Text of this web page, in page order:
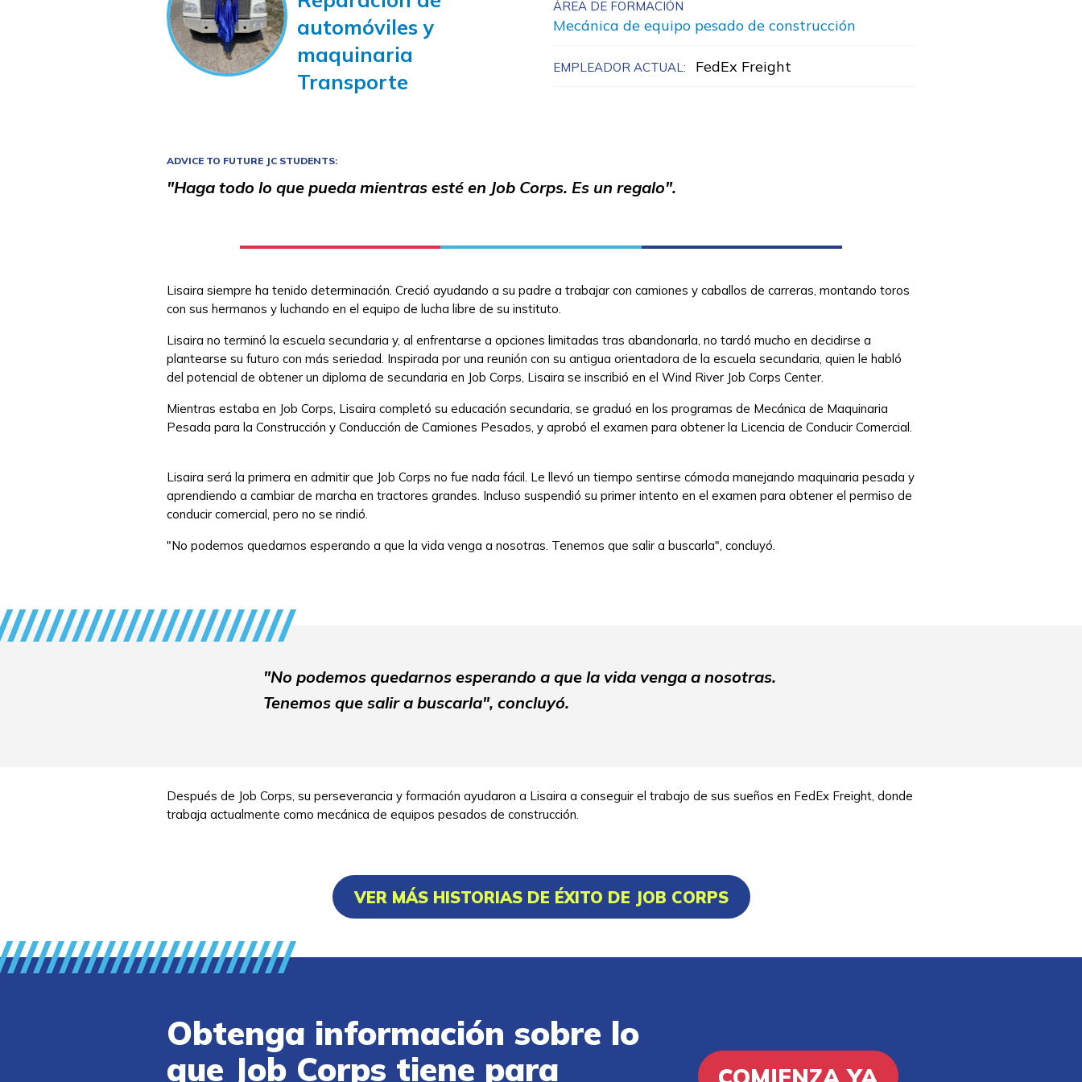
automóviles y
maquinaria
Transporte
ÁREA DE FORMACIÓN
Mecánica de equipo pesado de construcción
EMPLEADOR ACTUAL: FedEx Freight
ADVICE TO FUTURE JC STUDENTS:
"Haga todo lo que pueda mientras esté en Job Corps. Es un regalo".
Lisaira siempre ha tenido determinación. Creció ayudando a su padre a trabajar con camiones y caballos de carreras, montando toros
con sus hermanos y luchando en el equipo de lucha libre de su instituto.
Lisaira no terminó la escuela secundaria y, al enfrentarse a opciones limitadas tras abandonarla, no tardó mucho en decidirse a
plantearse su futuro con más seriedad. Inspirada por una reunión con su antigua orientadora de la escuela secundaria, quien le habló
del potencial de obtener un diploma de secundaria en Job Corps, Lisaira se inscribió en el Wind River Job Corps Center.
Mientras estaba en Job Corps, Lisaira completó su educación secundaria, se graduó en los programas de Mecánica de Maquinaria
Pesada para la Construcción y Conducción de Camiones Pesados, y aprobó el examen para obtener la Licencia de Conducir Comercial.
Lisaira será la primera en admitir que Job Corps no fue nada fácil. Le llevó un tiempo sentirse cómoda manejando maquinaria pesada y
aprendiendo a cambiar de marcha en tractores grandes. Incluso suspendió su primer intento en el examen para obtener el permiso de
conducir comercial, pero no se rindió.
"No podemos quedarnos esperando a que la vida venga a nosotras. Tenemos que salir a buscarla", concluyó.
"No podemos quedarnos esperando a que la vida venga a nosotras.
Tenemos que salir a buscarla", concluyó.
Después de Job Corps, su perseverancia y formación ayudaron a Lisaira a conseguir el trabajo de sus sueños en FedEx Freight, donde
trabaja actualmente como mecánica de equipos pesados de construcción.
VER MÁS HISTORIAS DE ÉXITO DE JOB CORPS
Obtenga información sobre lo
que Job Corps tiene para